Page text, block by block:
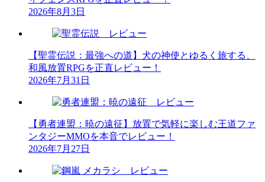
2026年8月3日
【聖霊伝説：最強への道】犬の神使とゆるく旅する、
和風放置RPGを正直レビュー！
2026年7月31日
【勇者連盟：暁の遠征】放置で気軽に楽しむ王道ファ
ンタジーMMOを本音でレビュー！
2026年7月27日